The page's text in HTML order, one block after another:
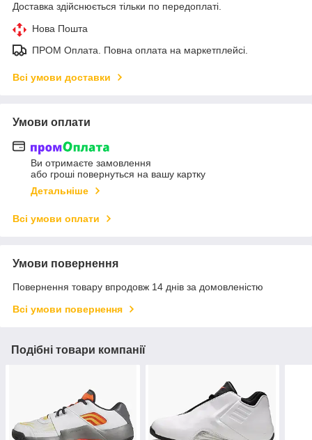
Доставка здійснюється тільки по передоплаті.
Нова Пошта
ПРОМ Оплата. Повна оплата на маркетплейсі.
Всі умови доставки
Умови оплати
Ви отримаєте замовлення
або гроші повернуться на вашу картку
Детальніше
Всі умови оплати
Умови повернення
Повернення товару впродовж 14 днів за домовленістю
Всі умови повернення
Подібні товари компанії